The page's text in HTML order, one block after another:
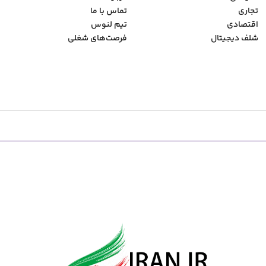
تجاری
اقتصادی
شلف دیجیتال
تماس با ما
تیم لنوس
فرصت‌های شغلی